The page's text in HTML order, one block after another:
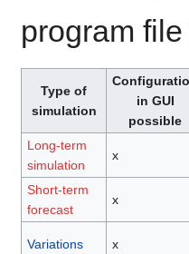
program
Type of
simulation
in GUI
possible
Long-term
simulation
x
Short-term
forecast
x
Variations x